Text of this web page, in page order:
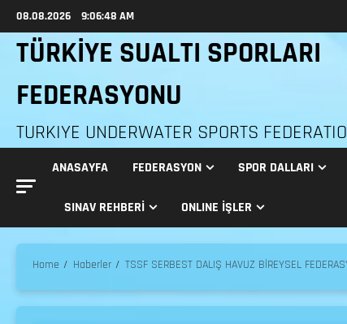
08.08.2026 9:06:49 AM
TÜRKİYE SUALTI SPORLARI
FEDERASYONU
TURKIYE UNDERWATER SPORTS
ANASAYFA FEDERASYON SPOR DALLARI
SINAV REHBERI ONLINE İŞLER
Home Haberler TSSF SERBEST DALIŞ HAVUZ BİREYSEL